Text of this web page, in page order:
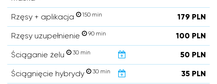
Rzęsy + aplikacja 150 min 179 PLN
Rzęsy uzupełnienie 90 min 100 PLN
Ściąganie żelu 30 min 50 PLN
Ściągnięcie hybrydy 30 min 35 PLN